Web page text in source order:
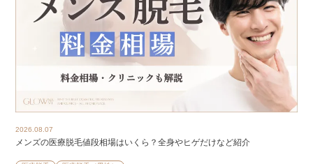
2026.08.07
メンズの医療脱毛値段相場はいくら？全身やヒゲだけなど紹介